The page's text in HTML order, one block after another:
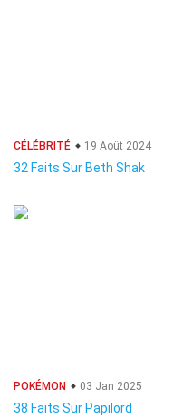
CÉLÉBRITÉ 19 Août 2024
32 Faits Sur Beth Shak
POKÉMON 03 Jan 2025
38 Faits Sur Papilord